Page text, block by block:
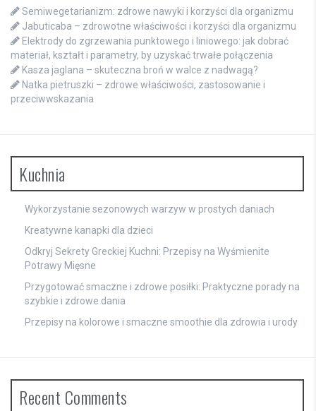
Semiwegetarianizm: zdrowe nawyki i korzyści dla organizmu
Jabuticaba – zdrowotne właściwości i korzyści dla organizmu
Elektrody do zgrzewania punktowego i liniowego: jak dobrać
materiał, kształt i parametry, by uzyskać trwałe połączenia
Kasza jaglana – skuteczna broń w walce z nadwagą?
Natka pietruszki – zdrowe właściwości, zastosowanie i
przeciwwskazania
Kuchnia
Wykorzystanie sezonowych warzyw w prostych daniach
Kreatywne kanapki dla dzieci
Odkryj Sekrety Greckiej Kuchni: Przepisy na Wyśmienite
Potrawy Mięsne
Przygotować smaczne i zdrowe posiłki: Praktyczne porady na
szybkie i zdrowe dania
Przepisy na kolorowe i smaczne smoothie dla zdrowia i urody
Recent Comments